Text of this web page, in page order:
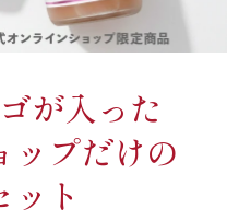
が入った
ップだけの
ト